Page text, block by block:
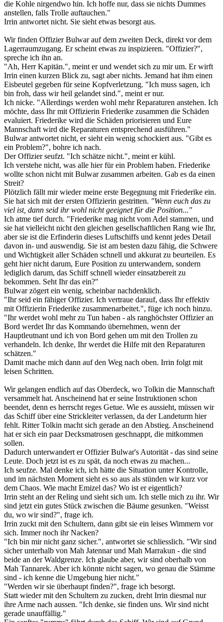
die Kohle nirgendwo hin. Ich hoffe nur, dass sie nichts Dummes
anstellen, falls Trolle auftauchen."
Irrin antwortet nicht. Sie sieht etwas besorgt aus.
Wir finden Offizier Bulwar auf dem zweiten Deck, direkt vor dem
Lagerraumzugang. Er scheint etwas zu inspizieren. "Offizier?",
spreche ich ihn an.
"Ah, Herr Kapitän.", meint er und wendet sich zu mir um. Er wirft
Irrin einen kurzen Blick zu, sagt aber nichts. Jemand hat ihm einen
Eisbeutel gegeben für seine Kopfverletzung. "Ich muss sagen, ich
bin froh, dass wir heil gelandet sind.", meint er nur.
Ich nicke. "Allerdings werden wohl mehr Reparaturen anstehen. Ich
möchte, dass Ihr mit Offizierin Friederike zusammen die Schäden
evaluiert. Friederike wird die Schäden priorisieren und Eure
Mannschaft wird die Reparaturen entsprechend ausführen."
Bulwar antwortet nicht, er sieht ein wenig schockiert aus. "Gibt es
ein Problem?", bohre ich nach.
Der Offizier seufzt. "Ich schätze nicht.", meint er kühl.
Ich verstehe nicht, was alle hier für ein Problem haben. Friederike
wollte schon nicht mit Bulwar zusammen arbeiten. Gab es da einen
Streit?
Plötzlich fällt mir wieder meine erste Begegnung mit Friederike ein.
Sie hat sich mit der ersten Offizierin gestritten. "Wenn euch das zu
viel ist, dann seid ihr wohl nicht geeignet für die Position..."
Ich atme tief durch. "Friederike mag nicht vom Adel stammen, und
sie hat vielleicht nicht den gleichen gesellschaftlichen Rang wie Ihr,
aber sie ist die Erfinderin dieses Luftschiffs und kennt jedes Detail
davon in- und auswendig. Sie ist am besten dazu fähig, die Schwere
und Wichtigkeit aller Schäden schnell und akkurat zu beurteilen. Es
geht hier nicht darum, Eure Position zu unterwandern, sondern
lediglich darum, das Schiff schnell wieder einsatzbereit zu
bekommen. Seht Ihr das ein?"
Bulwar zögert ein wenig, scheinbar nachdenklich.
"Ihr seid ein fähiger Offizier. Ich vertraue darauf, dass Ihr effektiv
mit Offizierin Friederike zusammenarbeitet.", füge ich noch hinzu.
"Ihr werdet wohl mehr zu Tun haben - als ranghöchster Offizier an
Bord werdet Ihr das Kommando übernehmen, wenn der
Hauptleutnant und ich von Bord gehen um mit den Trollen zu
verhandeln. Ich denke, Ihr werdet die Hilfe mit den Reparaturen
schätzen."
Damit mache mich dann auf den Weg nach oben. Irrin folgt mit
leisen Schritten.
Wir gelangen endlich auf das Oberdeck, wo Tolkin die Mannschaft
versammelt hat. Anscheinend hat er seine Instruktionen schon
beendet, denn es herrscht reges Getue. Wie es aussieht, müssen wir
das Schiff über eine Strickleiter verlassen, da der Landeturm hier
fehlt. Ritter Tolkin macht sich gerade an den Abstieg. Anscheinend
hat er sich ein paar Decksmatrosen geschnappt, die mitkommen
sollen.
Dadurch unterwandert er Offizier Bulwar's Autorität - das sind seine
Leute. Doch jetzt ist es zu spät, da noch etwas zu machen...
Ich seufze. Mal denke ich, ich hätte die Situation unter Kontrolle,
und im nächsten Moment sieht es so aus als stünden wir kurz vor
dem Chaos. Wie macht Emizel das? Wo ist er eigentlich?
Irrin steht an der Reling und sieht sich um. Ich stelle mich zu ihr. Wir
sind jetzt ein gutes Stück zwischen die Bäume gesunken. "Weisst
du, wo wir sind?", frage ich.
Irrin zuckt mit den Schultern, dann gibt sie ein leises Wimmern vor
sich. Immer noch ihr Nacken?
"Ich bin mir nicht ganz sicher.", antwortet sie schliesslich. "Wir sind
sicher unterhalb von Mah Jatennar und Mah Marrakun - die sind
beide an der Waldgrenze. Ich glaube aber, wir sind oberhalb von
Mah Tannarek. Aber ich könnte nicht sagen, wo genau die Stämme
sind - ich kenne die Umgebung hier nicht."
"Werden wir sie überhaupt finden?", frage ich besorgt.
Statt wieder mit den Schultern zu zucken, dreht Irrin diesmal nur
ihre Arme nach aussen. "Ich denke, sie finden uns. Wir sind nicht
gerade unauffällig."